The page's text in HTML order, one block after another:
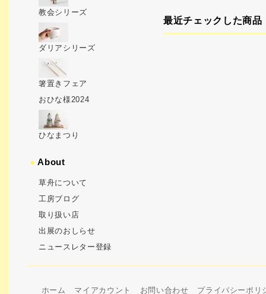
最近チェックした商品
教会シリーズ
ダリアシリーズ
箸置きフェア
おひな様2024
ひなまつり
●About
草舟について
工房ブログ
取り扱い店
出展のおしらせ
ニュースレター登録
ホーム マイアカウント お問い合わせ プライバシーポリ